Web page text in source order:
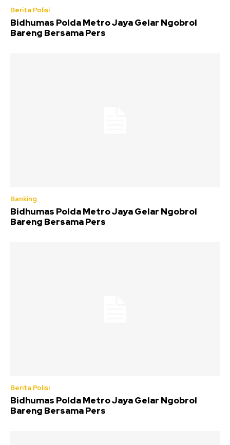
Berita Polisi
Bidhumas Polda Metro Jaya Gelar Ngobrol
Bareng Bersama Pers
Banking
Bidhumas Polda Metro Jaya Gelar Ngobrol
Bareng Bersama Pers
Berita Polisi
Bidhumas Polda Metro Jaya Gelar Ngobrol
Bareng Bersama Pers